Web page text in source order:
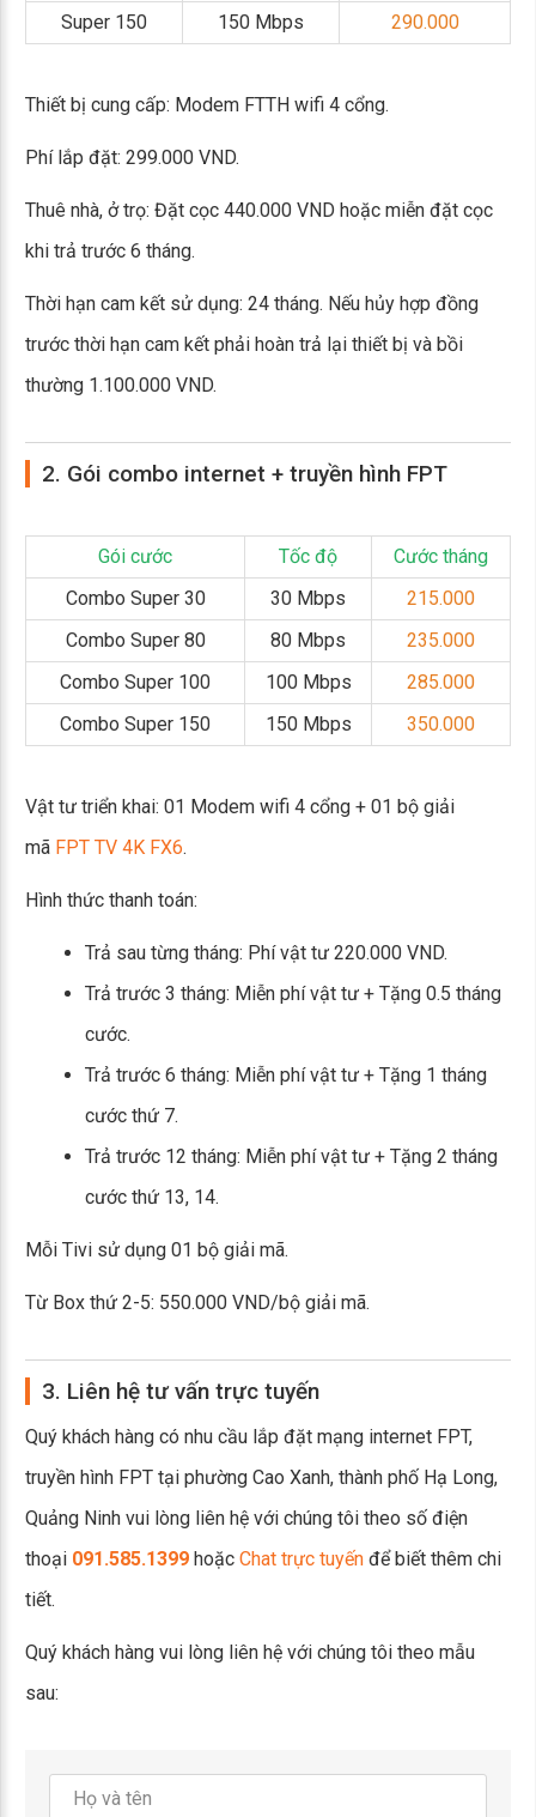
Super 150
150 Mbps 290.000
Thiết bị cung cấp: Modem FTTH wifi 4 cổng.
Phí lắp đặt: 299.000 VND.
Thuê nhà, ở trọ: Đặt cọc 440.000 VND hoặc miễn đặt cọc
khi trả trước 6 tháng.
Thời hạn cam kết sử dụng: 24 tháng. Nếu hủy hợp đồng
trước thời hạn cam kết phải hoàn trả lại thiết bị và bồi
thường 1.100.000 VND.
2. Gói combo internet + truyền hình FPT
Gói cước Tốc độ
Cước tháng
Combo Super 30
30 Mbps
215.000
Combo Super 80
80 Mbps
235.000
Combo Super 100
100 Mbps
285.000
Combo Super 150
150 Mbps 350.000
Vật tư triển khai: 01 Modem wifi 4 cổng + 01 bộ giải
mã FPT TV 4K FX6.
Hình thức thanh toán:
Trả sau từng tháng: Phí vật tư 220.000 VND.
Trả trước 3 tháng: Miễn phí vật tư + Tặng 0.5 tháng
cước.
Trả trước 6 tháng: Miễn phí vật tư + Tặng 1 tháng
cước thứ 7.
Trả trước 12 tháng: Miễn phí vật tư + Tặng 2 tháng
cước thứ 13, 14.
Mỗi Tivi sử dụng 01 bộ giải mã.
Từ Box thứ 2-5: 550.000 VND/bộ giải mã.
3. Liên hệ tư vấn trực tuyến
Quý khách hàng có nhu cầu lắp đặt mạng internet FPT,
truyền hình FPT tại phường Cao Xanh, thành phố Hạ Long,
Quảng Ninh vui lòng liên hệ với chúng tôi theo số điện
thoại 091.585.1399 hoặc Chat trực tuyến để biết thêm chi
tiết.
Quý khách hàng vui lòng liên hệ với chúng tôi theo mẫu
sau: